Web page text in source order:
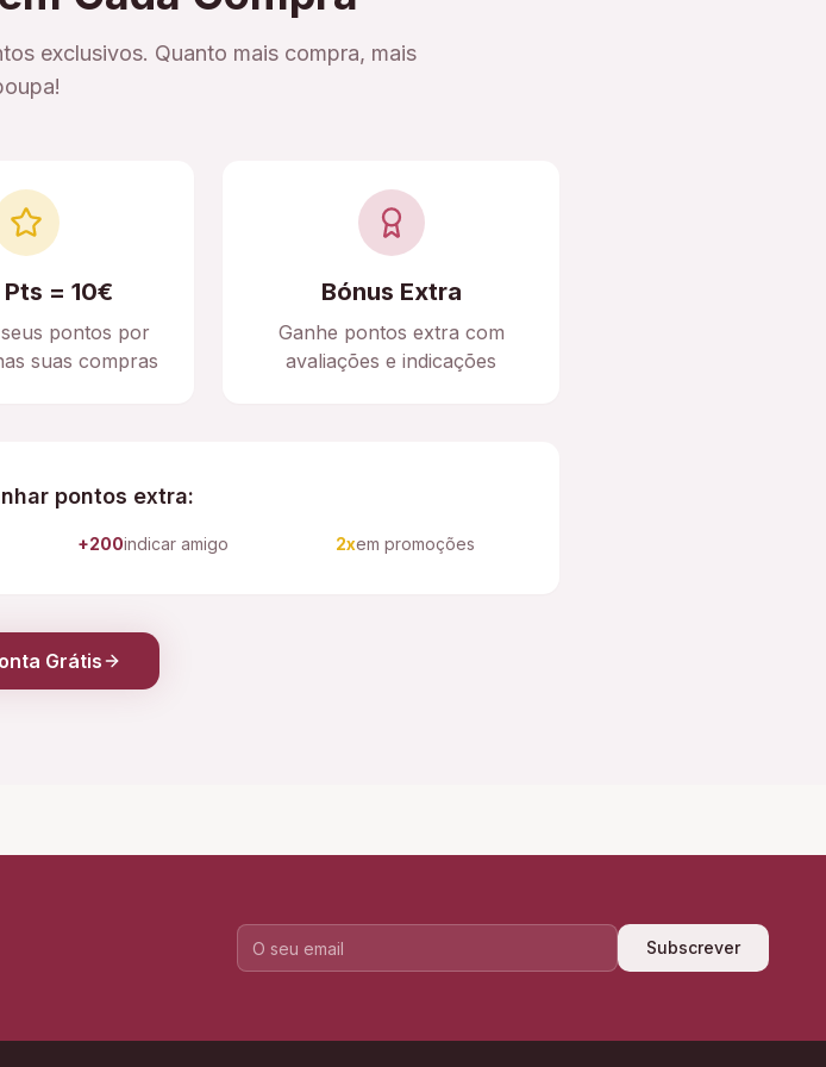
exclusivos. Quanto mais compra, mais
= 10€
pontos por
suas compras
Bónus Extra
Ganhe pontos extra com
avaliações e indicações
pontos extra:
+200indicar amigo 2xem promoções
Grátis
Subscrever